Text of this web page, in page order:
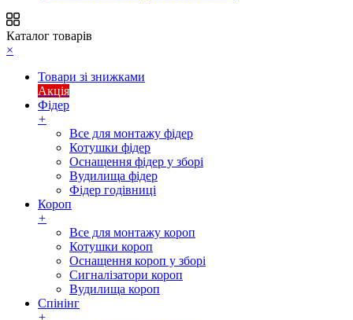
Каталог товарів
×
Товари зі знижками
Акція
Фідер
+
Все для монтажу фідер
Котушки фідер
Оснащення фідер у зборі
Вудилища фідер
Фідер годівниці
Короп
+
Все для монтажу короп
Котушки короп
Оснащення короп у зборі
Сигналізатори короп
Вудилища короп
Спінінг
+